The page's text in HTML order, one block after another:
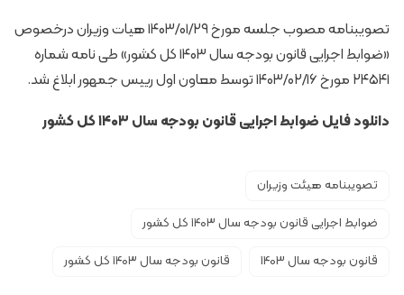
تصویبنامه مصوب جلسه مورخ ۱۴۰۳/۰۱/۲۹ هیات وزیران درخصوص
«ضوابط اجرایی قانون بودجه سال ۱۴۰۳ کل کشور» طی نامه شماره
۲۴۵۴۱ مورخ ۱۴۰۳/۰۲/۱۶ توسط معاون اول رییس جمهور ابلاغ شد.
دانلودفایل ضوابط اجرایی قانون بودجه سال ۱۴۰۳ کل کشور
تصویبنامه هیئت وزیران
ضوابط اجرایی قانون بودجه سال ۱۴۰۳ کل کشور
قانون بودجه سال 1403
قانون بودجه سال ۱۴۰۳ کل کشور